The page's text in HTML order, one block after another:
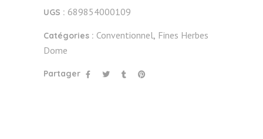
UGS : 689854000109
Catégories : Conventionnel, Fines Herbes
Dome
Partager